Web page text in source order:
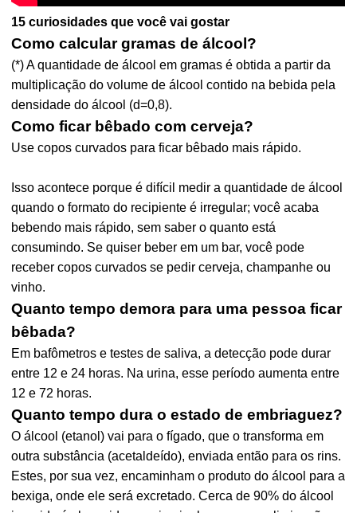
15 curiosidades que você vai gostar
Como calcular gramas de álcool?
(*) A quantidade de álcool em gramas é obtida a partir da
multiplicação do volume de álcool contido na bebida pela
densidade do álcool (d=0,8).
Como ficar bêbado com cerveja?
Use copos curvados para ficar bêbado mais rápido.
Isso acontece porque é difícil medir a quantidade de álcool
quando o formato do recipiente é irregular; você acaba
bebendo mais rápido, sem saber o quanto está
consumindo. Se quiser beber em um bar, você pode
receber copos curvados se pedir cerveja, champanhe ou
vinho.
Quanto tempo demora para uma pessoa ficar
bêbada?
Em bafômetros e testes de saliva, a detecção pode durar
entre 12 e 24 horas. Na urina, esse período aumenta entre
12 e 72 horas.
Quanto tempo dura o estado de embriaguez?
O álcool (etanol) vai para o fígado, que o transforma em
outra substância (acetaldeído), enviada então para os rins.
Estes, por sua vez, encaminham o produto do álcool para a
bexiga, onde ele será excretado. Cerca de 90% do álcool